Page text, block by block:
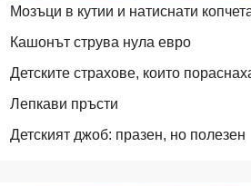
Мозъци в кутии и натиснати
Кашонът струва нула евро
Детските страхове, които
Лепкави пръсти
Детският джоб: празен, но полезен